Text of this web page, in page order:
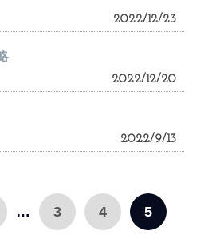
2022/12/23
2022/12/20
2022/9/13
… 3 4 5